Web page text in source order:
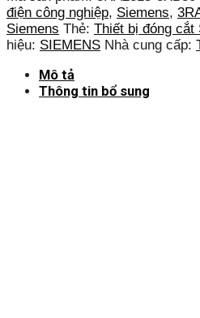
điện công nghiệp, Siemens,
Siemens Thẻ: Thiết bị đóng cắt
hiệu: SIEMENS Nhà cung cấp:
Mô tả
Thông tin bổ sung